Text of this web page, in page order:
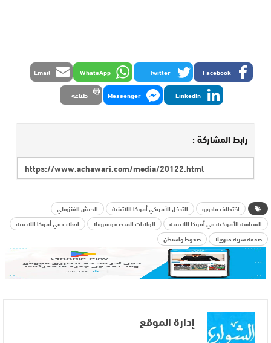
Facebook
Twitter
WhatsApp
Email
LinkedIn
Messenger طباعة
رابط المشاركة :
اختطاف مادورو التدخل الأمريكي أمريكا اللاتينية
الجيش الفنزويلي
السياسة الأمريكية في أمريكا اللاتينية
الولايات المتحدة وفنزويلا
انقلاب في أمريكا اللاتينية
صفقة سرية فنزويلا
ضغوط واشنطن
إدارة الموقع